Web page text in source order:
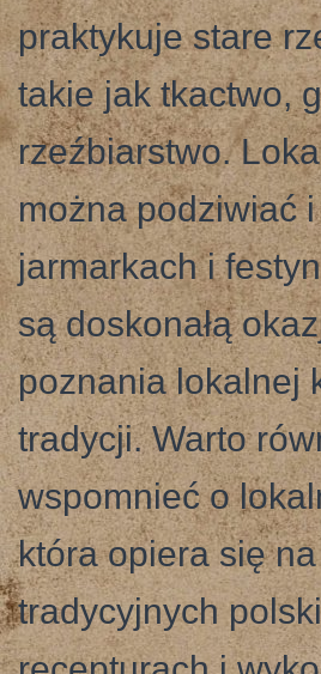
praktykuje stare
takie jak tkactwo,
rzeźbiarstwo.
można podziwiać
jarmarkach i
są doskonałą
poznania lokalnej
tradycji. Warto
wspomnieć o
która opiera się na
tradycyjnych